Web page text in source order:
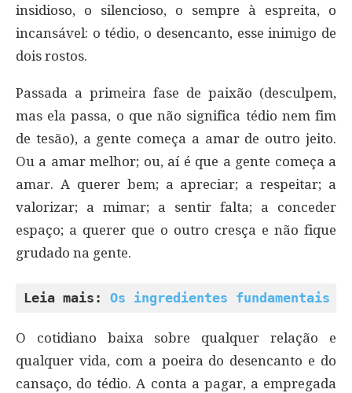
insidioso, o silencioso, o sempre à espreita, o
incansável: o tédio, o desencanto, esse inimigo de
dois rostos.
Passada a primeira fase de paixão (desculpem,
mas ela passa, o que não significa tédio nem fim
de tesão), a gente começa a amar de outro jeito.
Ou a amar melhor; ou, aí é que a gente começa a
amar. A querer bem; a apreciar; a respeitar; a
valorizar; a mimar; a sentir falta; a conceder
espaço; a querer que o outro cresça e não fique
grudado na gente.
Leia mais: Os ingredientes fundamentais
O cotidiano baixa sobre qualquer relação e
qualquer vida, com a poeira do desencanto e do
cansaço, do tédio. A conta a pagar, a empregada